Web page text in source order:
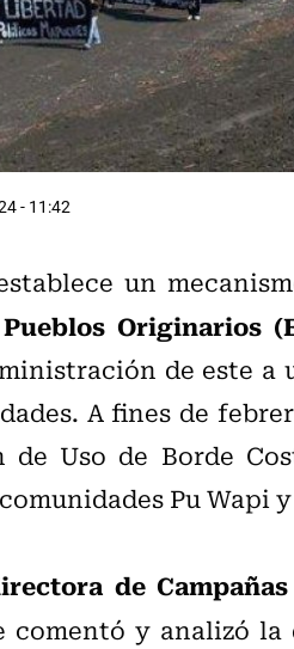
- 11:42
un
Originarios
de este a
A fines de
Uso de Borde
Pu Wapi
de
comentó y analizó